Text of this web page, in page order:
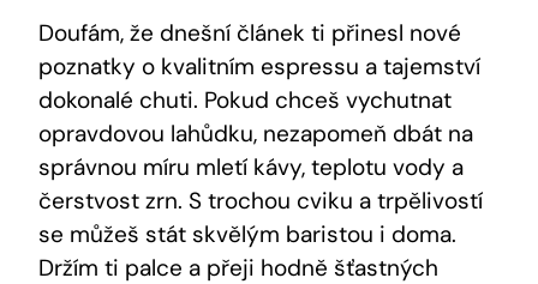
Doufám, že dnešní článek ti přinesl nové
poznatky o kvalitním espressu a tajemství
dokonalé chuti. Pokud chceš vychutnat
opravdovou lahůdku, nezapomeň dbát na
správnou míru mletí kávy, teplotu vody a
čerstvost zrn. S trochou cviku a trpělivostí
se můžeš stát skvělým baristou i doma.
Držím ti palce a přeji hodně šťastných